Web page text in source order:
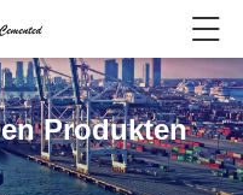
Produkten